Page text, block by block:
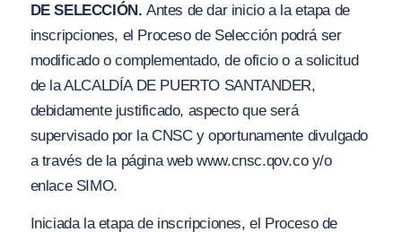
DE SELECCIÓN. Antes de dar inicio a la etapa de
inscripciones, el Proceso de Selección podrá ser
modificado o complementado, de oficio o a solicitud
de la ALCALDÍA DE PUERTO SANTANDER,
debidamente justificado, aspecto que será
supervisado por la CNSC y oportunamente divulgado
a través de la página web www.cnsc.qov.co y/o
enlace SIMO.
Iniciada la etapa de inscripciones, el Proceso de